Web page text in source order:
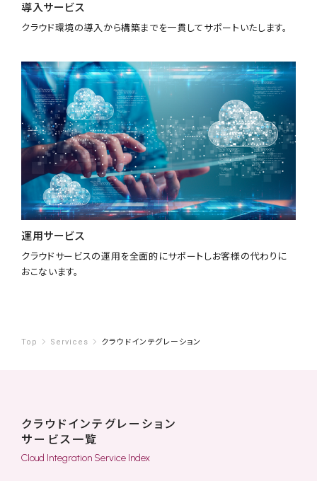
導入サービス
クラウド環境の導入から構築までを一貫してサポートいたします。
運用サービス
クラウドサービスの運用を全面的にサポートしお客様の代わりに
おこないます。
Top Services クラウドインテグレーション
クラウドインテグレーション
サービス一覧
Cloud Integration Service Index